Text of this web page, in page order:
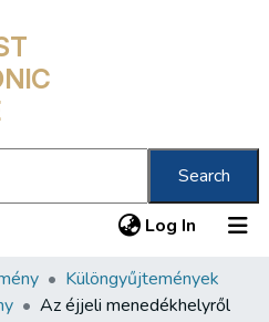
Search
Log In (current)
Különgyűjtemények
Az éjjeli menedékhelyről